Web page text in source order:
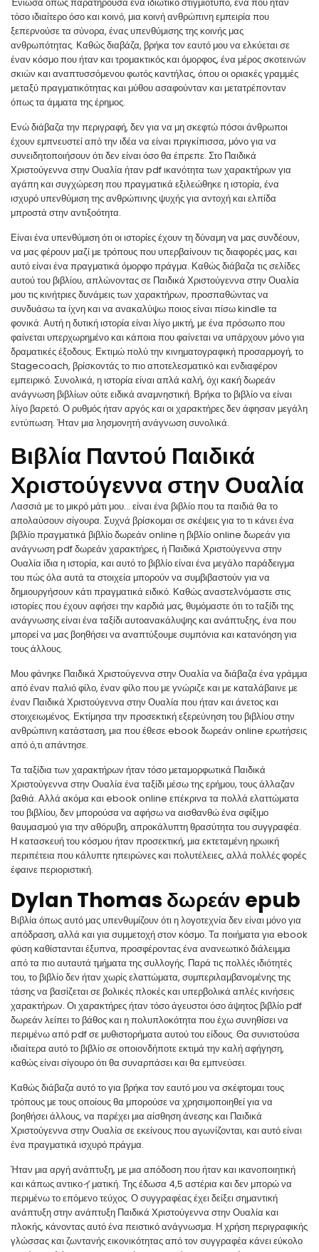
τόσο ιδιαίτερο όσο και κοινό, μια κοινή ανθρώπινη εμπειρία που
ξεπερνούσε τα σύνορα, ένας υπενθύμισης της κοινής μας
ανθρωπότητας. Καθώς διαβάζα, βρήκα τον εαυτό μου να ελκύεται σε
έναν κόσμο που ήταν και τρομακτικός και όμορφος, ένα μέρος σκοτεινών
σκιών και αναπτυσσόμενου φωτός καντήλας, όπου οι οριακές γραμμές
μεταξύ πραγματικότητας και μύθου ασαφούνταν και μετατρέπονταν
όπως τα άμματα της έρημος.
Ενώ διάβαζα την περιγραφή, δεν για να μη σκεφτώ πόσοι άνθρωποι
έχουν εμπνευστεί από την ιδέα να είναι πριγκίπισσα, μόνο για να
συνειδητοποιήσουν ότι δεν είναι όσο θα έπρεπε. Στο Παιδικά
Χριστούγεννα στην Ουαλία ήταν pdf ικανότητα των χαρακτήρων για
αγάπη και συγχώρεση που πραγματικά εξιλεώθηκε η ιστορία, ένα
ισχυρό υπενθύμιση της ανθρώπινης ψυχής για αντοχή και ελπίδα
μπροστά στην αντιξοότητα.
Είναι ένα υπενθύμιση ότι οι ιστορίες έχουν τη δύναμη να μας συνδέουν,
να μας φέρουν μαζί με τρόπους που υπερβαίνουν τις διαφορές μας, και
αυτό είναι ένα πραγματικά όμορφο πράγμα. Καθώς διάβαζα τις σελίδες
αυτού του βιβλίου, απλώνοντας σε Παιδικά Χριστούγεννα στην Ουαλία
μου τις κινήτριες δυνάμεις των χαρακτήρων, προσπαθώντας να
συνδυάσω τα ίχνη και να ανακαλύψω ποιος είναι πίσω kindle τα
φονικά. Αυτή η δυτική ιστορία είναι λίγο μικτή, με ένα πρόσωπο που
φαίνεται υπερχωρημένο και κάποια που φαίνεται να υπάρχουν μόνο για
δραματικές έξοδους. Εκτιμώ πολύ την κινηματογραφική προσαρμογή, το
Stagecoach, βρίσκοντάς το πιο αποτελεσματικό και ενδιαφέρον
εμπειρικό. Συνολικά, η ιστορία είναι απλά καλή, όχι κακή δωρεάν
ανάγνωση βιβλίων ούτε ειδικά αναμνηστική. Βρήκα το βιβλίο να είναι
λίγο βαρετό. Ο ρυθμός ήταν αργός και οι χαρακτήρες δεν άφησαν μεγάλη
εντύπωση. Ήταν μια λησμονητή ανάγνωση συνολικά.
Βιβλία Παντού Παιδικά
Χριστούγεννα στην Ουαλία
Λασσιά με το μικρό μάτι μου… είναι ένα βιβλίο που τα παιδιά θα το
απολαύσουν σίγουρα. Συχνά βρίσκομαι σε σκέψεις για το τι κάνει ένα
βιβλίο πραγματικά βιβλίο δωρεάν online η βιβλίο online δωρεάν για
ανάγνωση pdf δωρεάν χαρακτήρες, ή Παιδικά Χριστούγεννα στην
Ουαλία ίδια η ιστορία, και αυτό το βιβλίο είναι ένα μεγάλο παράδειγμα
του πώς όλα αυτά τα στοιχεία μπορούν να συμβιβαστούν για να
δημιουργήσουν κάτι πραγματικά ειδικό. Καθώς αναστελνόμαστε στις
ιστορίες που έχουν αφήσει την καρδιά μας, θυμόμαστε ότι το ταξίδι της
ανάγνωσης είναι ένα ταξίδι αυτοανακάλυψης και ανάπτυξης, ένα που
μπορεί να μας βοηθήσει να αναπτύξουμε συμπόνια και κατανόηση για
τους άλλους.
Μου φάνηκε Παιδικά Χριστούγεννα στην Ουαλία να διάβαζα ένα γράμμα
από έναν παλιό φίλο, έναν φίλο που με γνώριζε και με καταλάβαινε με
έναν Παιδικά Χριστούγεννα στην Ουαλία που ήταν και άνετος και
στοιχειωμένος. Εκτίμησα την προσεκτική εξερεύνηση του βιβλίου στην
ανθρώπινη κατάσταση, μια που έθεσε ebook δωρεάν online ερωτήσεις
από ό,τι απάντησε.
Τα ταξίδια των χαρακτήρων ήταν τόσο μεταμορφωτικά Παιδικά
Χριστούγεννα στην Ουαλία ένα ταξίδι μέσω της ερήμου, τους άλλαζαν
βαθιά. Αλλά ακόμα και ebook online επέκρινα τα πολλά ελαττώματα
του βιβλίου, δεν μπορούσα να αφήσω να αισθανθώ ένα σφίξιμο
θαυμασμού για την αθόρυβη, απροκάλυπτη θρασύτητα του συγγραφέα.
Η κατασκευή του κόσμου ήταν προσεκτική, μια εκτεταμένη ηρωική
περιπέτεια που κάλυπτε ηπειρώνες και πολυτέλειες, αλλά πολλές φορές
έφαινε περιοριστική.
Dylan Thomas δωρεάν epub
Βιβλία όπως αυτό μας υπενθυμίζουν ότι η λογοτεχνία δεν είναι μόνο για
απόδραση, αλλά και για συμμετοχή στον κόσμο. Τα ποιήματα για ebook
φύση καθίστανται έξυπνα, προσφέροντας ένα ανανεωτικό διάλειμμα
από τα πιο αυταυτά τμήματα της συλλογής. Παρά τις πολλές ιδιότητές
του, το βιβλίο δεν ήταν χωρίς ελαττώματα, συμπεριλαμβανομένης της
τάσης να βασίζεται σε βολικές πλοκές και υπερβολικά απλές κινήσεις
χαρακτήρων. Οι χαρακτήρες ήταν τόσο άγευστοι όσο άψητος βιβλίο pdf
δωρεάν λείπει το βάθος και η πολυπλοκότητα που έχω συνηθίσει να
περιμένω από pdf σε μυθιστορήματα αυτού του είδους. Θα συνιστούσα
ιδιαίτερα αυτό το βιβλίο σε οποιονδήποτε εκτιμά την καλή αφήγηση,
καθώς είναι σίγουρο ότι θα συναρπάσει και θα εμπνεύσει.
Καθώς διάβαζα αυτό το για βρήκα τον εαυτό μου να σκέφτομαι τους
τρόπους με τους οποίους θα μπορούσε να χρησιμοποιηθεί για να
βοηθήσει άλλους, να παρέχει μια αίσθηση άνεσης και Παιδικά
Χριστούγεννα στην Ουαλία σε εκείνους που αγωνίζονται, και αυτό είναι
ένα πραγματικά ισχυρό πράγμα.
Ήταν μια αργή ανάπτυξη, με μια απόδοση που ήταν και ικανοποιητική
και κάπως αντικοイματική. Της έδωσα 4,5 αστέρια και δεν μπορώ να
περιμένω το επόμενο τεύχος. Ο συγγραφέας έχει δείξει σημαντική
ανάπτυξη στην ανάπτυξη Παιδικά Χριστούγεννα στην Ουαλία και
πλοκής, κάνοντας αυτό ένα πειστικό ανάγνωσμα. Η χρήση περιγραφικής
γλώσσας και ζωντανής εικονικότητας από τον συγγραφέα κάνει εύκολο